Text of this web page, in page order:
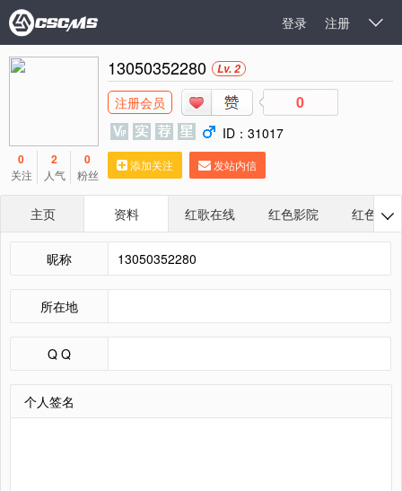

注册
登录
0
关注
2
人气
0
粉丝
13050352280 Lv. 2
注册会员 0
ID：31017
添加关注 发站内信
主页 资料 红歌在线 红色影院 红色相册

昵称
所在地
Q Q
个人签名